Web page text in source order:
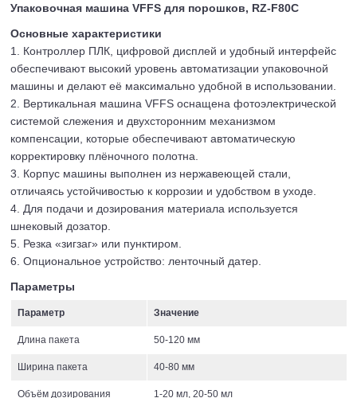
Упаковочная машина VFFS для порошков, RZ-F80C
Основные характеристики
1. Контроллер ПЛК, цифровой дисплей и удобный интерфейс
обеспечивают высокий уровень автоматизации упаковочной
машины и делают её максимально удобной в использовании.
2. Вертикальная машина VFFS оснащена фотоэлектрической
системой слежения и двухсторонним механизмом
компенсации, которые обеспечивают автоматическую
корректировку плёночного полотна.
3. Корпус машины выполнен из нержавеющей стали,
отличаясь устойчивостью к коррозии и удобством в уходе.
4. Для подачи и дозирования материала используется
шнековый дозатор.
5. Резка «зигзаг» или пунктиром.
6. Опциональное устройство: ленточный датер.
Параметры
Параметр Значение
Длина пакета 50-120 мм
Ширина пакета 40-80 мм
Объём дозирования 1-20 мл, 20-50 мл